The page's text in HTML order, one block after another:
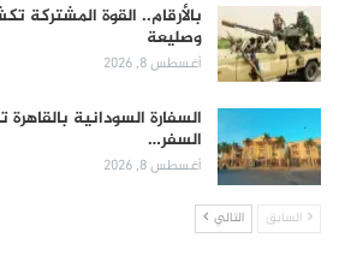
بالأرقام.. القوة
وصليعة
أغسطس 8, 2026
السفارة السودانية
السفر…
أغسطس 8, 2026
السابق التالي